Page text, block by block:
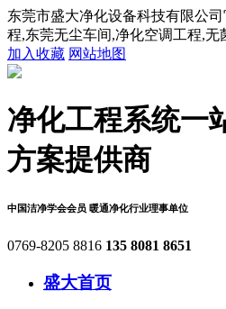
东莞市盛大净化设备科技有限公
程,东莞无尘车间,净化空调工程,无
加入收藏 网站地图
净化工程系统一
方案提供商
中国洁净学会会员 暖通净化行业理事单位
0769-8205 8816 135 8081 8651
盛大首页